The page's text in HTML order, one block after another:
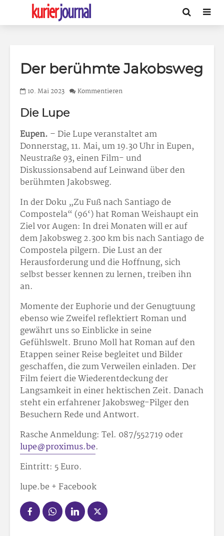
Der berühmte Jakobsweg
10. Mai 2023 Kommentieren
Die Lupe
Eupen. – Die Lupe veranstaltet am
Donnerstag, 11. Mai, um 19.30 Uhr in Eupen,
Neustraße 93, einen Film- und
Diskussionsabend auf Leinwand über den
berühmten Jakobsweg.
In der Doku „Zu Fuß nach Santiago de
Compostela“ (96‘) hat Roman Weishaupt ein
Ziel vor Augen: In drei Monaten will er auf
dem Jakobsweg 2.300 km bis nach Santiago de
Compostela pilgern. Die Lust an der
Herausforderung und die Hoffnung, sich
selbst besser kennen zu lernen, treiben ihn
an.
Momente der Euphorie und der Genugtuung
ebenso wie Zweifel reflektiert Roman und
gewährt uns so Einblicke in seine
Gefühlswelt. Bruno Moll hat Roman auf den
Etappen seiner Reise begleitet und Bilder
geschaffen, die zum Verweilen einladen. Der
Film feiert die Wiederentdeckung der
Langsamkeit in einer hektischen Zeit. Danach
steht ein erfahrener Jakobsweg-Pilger den
Besuchern Rede und Antwort.
Rasche Anmeldung: Tel. 087/552719 oder
lupe@proximus.be.
Eintritt: 5 Euro.
lupe.be + Facebook